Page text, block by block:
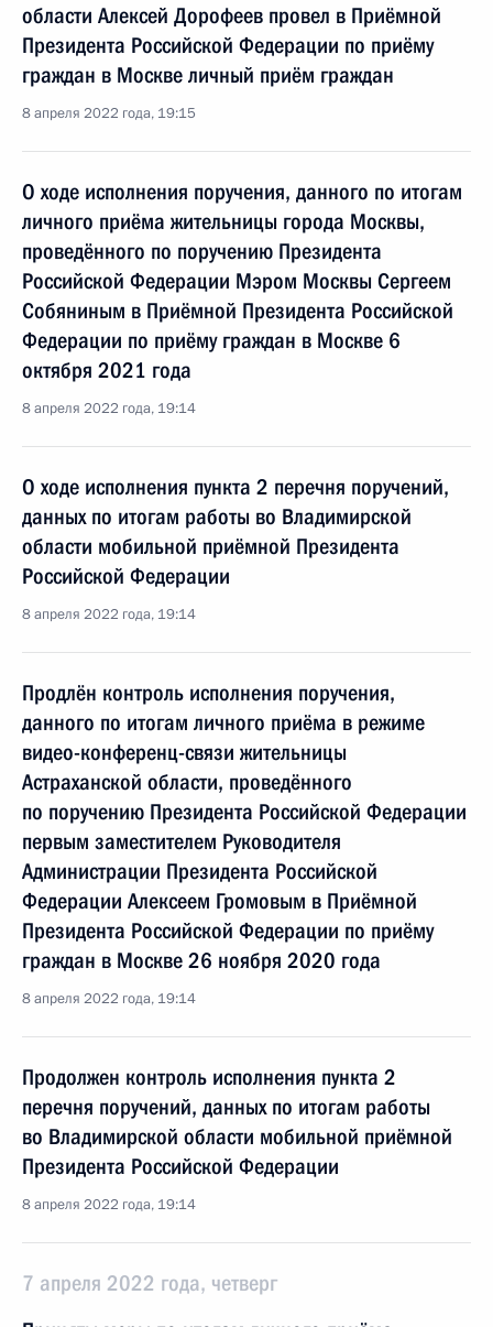
области Алексей Дорофеев провел в Приёмной
Президента Российской Федерации по приёму
граждан в Москве личный приём граждан
8 апреля 2022 года, 19:15
О ходе исполнения поручения, данного по итогам
личного приёма жительницы города Москвы,
проведённого по поручению Президента
Российской Федерации Мэром Москвы Сергеем
Собяниным в Приёмной Президента Российской
Федерации по приёму граждан в Москве 6
октября 2021 года
8 апреля 2022 года, 19:14
О ходе исполнения пункта 2 перечня поручений,
данных по итогам работы во Владимирской
области мобильной приёмной Президента
Российской Федерации
8 апреля 2022 года, 19:14
Продлён контроль исполнения поручения,
данного по итогам личного приёма в режиме
видео-конференц-связи жительницы
Астраханской области, проведённого
по поручению Президента Российской Федерации
первым заместителем Руководителя
Администрации Президента Российской
Федерации Алексеем Громовым в Приёмной
Президента Российской Федерации по приёму
граждан в Москве 26 ноября 2020 года
8 апреля 2022 года, 19:14
Продолжен контроль исполнения пункта 2
перечня поручений, данных по итогам работы
во Владимирской области мобильной приёмной
Президента Российской Федерации
8 апреля 2022 года, 19:14
7 апреля 2022 года, четверг